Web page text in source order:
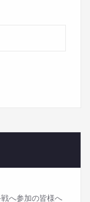
へ参加の皆様へ